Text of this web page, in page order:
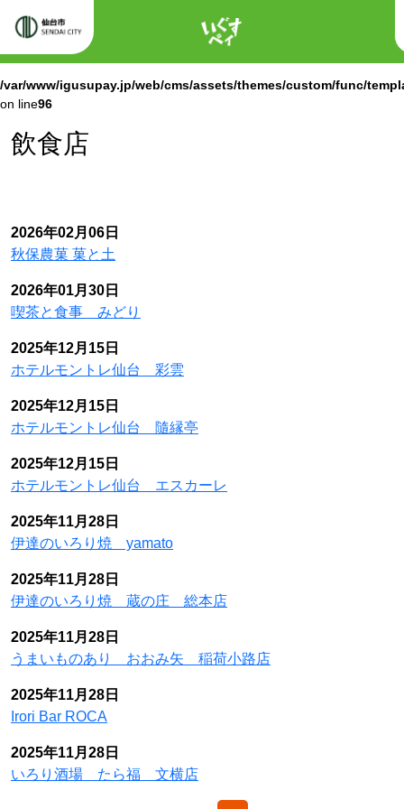
/var/www/igusupay.jp/web/cms/assets/themes/custom/func/
Warning : Attempt to read property "name" on null in
/var/www/igusupay.jp/web/cms/assets/themes/custom/func/
on line96
飲食店
2026年02月06日
秋保農菓 菓と土
2026年01月30日
喫茶と食事 みどり
2025年12月15日
ホテルモントレ仙台 彩雲
2025年12月15日
ホテルモントレ仙台 隨縁亭
2025年12月15日
ホテルモントレ仙台 エスカーレ
2025年11月28日
伊達のいろり焼 yamato
2025年11月28日
伊達のいろり焼 蔵の庄 総本店
2025年11月28日
うまいものあり おおみ矢 稲荷小路店
2025年11月28日
Irori Bar ROCA
2025年11月28日
いろり酒場 たら福 文横店